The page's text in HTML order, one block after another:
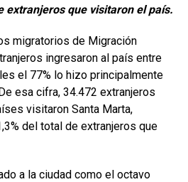
extranjeros que visitaron el país.
migratorios de Migración
ingresaron al país entre
el 77% lo hizo principalmente
esa cifra, 34.472 extranjeros
visitaron Santa Marta,
del total de extranjeros que
a la ciudad como el octavo